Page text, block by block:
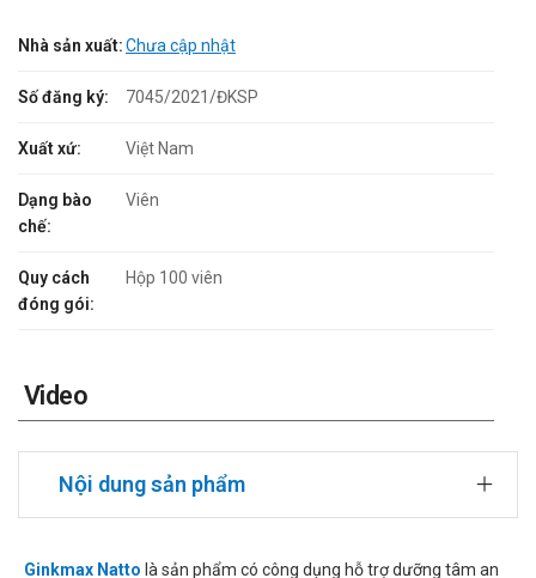
Nhà sản xuất:Chưa cập nhật
Số đăng ký: 7045/2021/ĐKSP
Xuất xứ: Việt Nam
Dạng bào
chế:
Viên
Quy cách
đóng gói:
Hộp 100 viên
Video
Nội dung sản phẩm
Ginkmax Natto là sản phẩm có công dụng hỗ trợ dưỡng tâm an